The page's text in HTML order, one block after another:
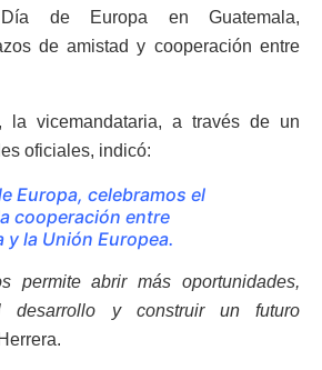
de Europa en Guatemala,
de amistad y cooperación entre
la vicemandataria, a través de un
oficiales, indicó:
Europa, celebramos el
cooperación entre
y la Unión Europea.
permite abrir más oportunidades,
desarrollo y construir un futuro